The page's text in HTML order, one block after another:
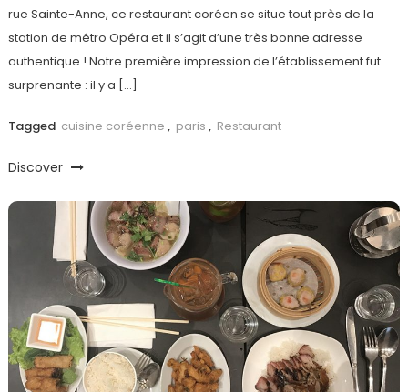
rue Sainte-Anne, ce restaurant coréen se situe tout près de la
station de métro Opéra et il s’agit d’une très bonne adresse
authentique ! Notre première impression de l’établissement fut
surprenante : il y a […]
Tagged cuisine coréenne , paris , Restaurant
Discover